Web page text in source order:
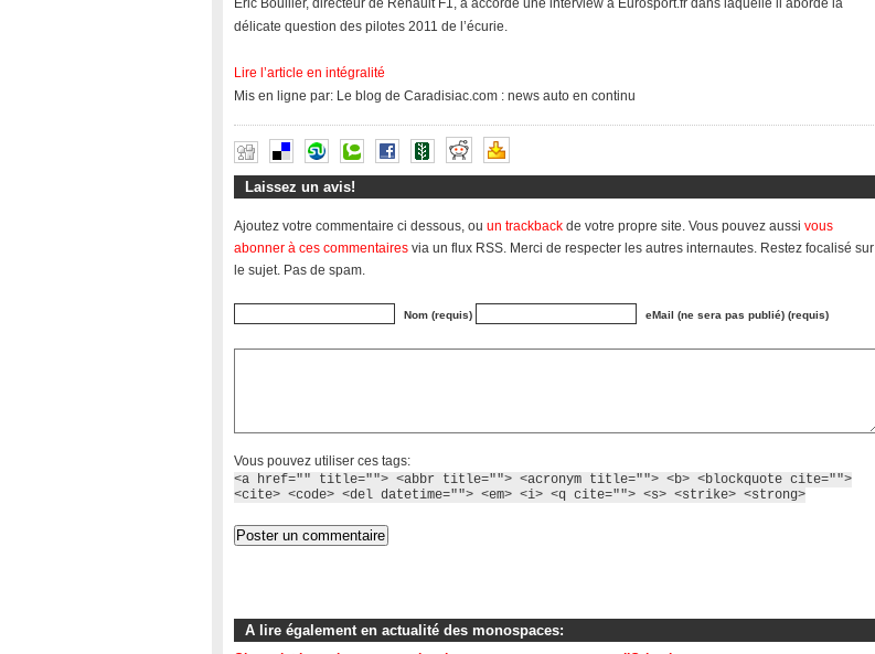
Eric Boullier, directeur de Renault F1, a accordé une interview à Eurosport.fr dans laquelle il aborde la
délicate question des pilotes 2011 de l’écurie.
Lire l’article en intégralité
Mis en ligne par: Le blog de Caradisiac.com : news auto en continu
Laissez un avis!
Ajoutez votre commentaire ci dessous, ou un trackback de votre propre site. Vous pouvez aussi vous
abonner à ces commentaires via un flux RSS. Merci de respecter les autres internautes. Restez focalisé sur
le sujet. Pas de spam.
Nom (requis) eMail (ne sera pas publié) (requis)
Vous pouvez utiliser ces tags:
<a href="" title=""> <abbr title=""> <acronym title=""> <b> <blockquote cite="">
<cite> <code> <del datetime=""> <em> <i> <q cite=""> <s> <strike> <strong>
A lire également en actualité des monospaces: